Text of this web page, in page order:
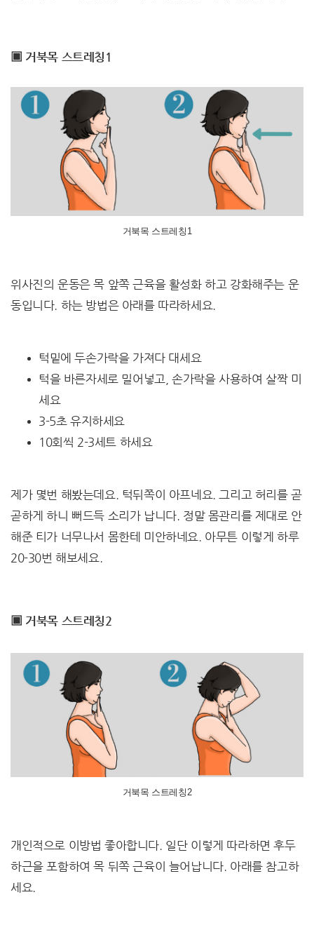
▣ 거북목 스트레칭1
거북목 스트레칭1
위사진의 운동은 목 앞쪽 근육을 활성화 하고 강화해주는 운
동입니다. 하는 방법은 아래를 따라하세요.
턱밑에 두손가락을 가져다 대세요
턱을 바른자세로 밀어넣고, 손가락을 사용하여 살짝 미
세요
3-5초 유지하세요
10회씩 2-3세트 하세요
제가 몇번 해봤는데요. 턱뒤쪽이 아프네요. 그리고 허리를 곧
곧하게 하니 뻐드득 소리가 납니다. 정말 몸관리를 제대로 안
해준 티가 너무나서 몸한테 미안하네요. 아무튼 이렇게 하루
20-30번 해보세요.
▣ 거북목 스트레칭2
거북목 스트레칭2
개인적으로 이방법 좋아합니다. 일단 이렇게 따라하면 후두
하근을 포함하여 목 뒤쪽 근육이 늘어납니다. 아래를 참고하
세요.